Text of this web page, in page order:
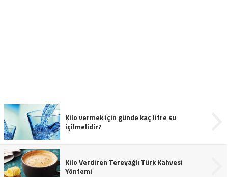
Kilo vermek için günde kaç litre su
içilmelidir?
Kilo Verdiren Tereyağlı Türk Kahvesi
Yöntemi